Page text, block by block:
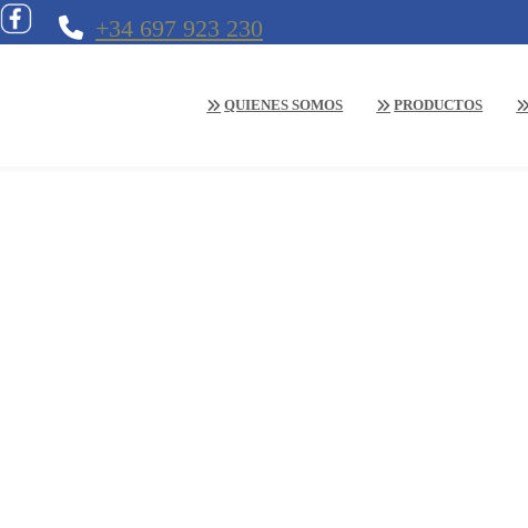
+34 697 923 230
QUIENES SOMOS PRODUCTOS